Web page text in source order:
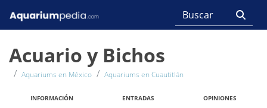
Acuario y Bichos
Aquariums en México Aquariums en Cuautitlán
INFORMACIÓN ENTRADAS OPINIONES